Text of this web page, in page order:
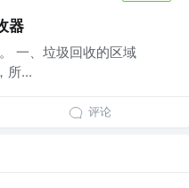
器
一、垃圾回收的区域
所...
评论